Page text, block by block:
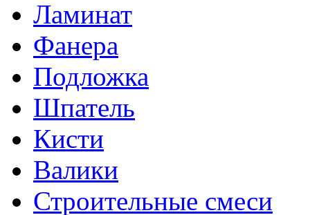
Ламинат
Фанера
Подложка
Шпатель
Кисти
Валики
Строительные смеси